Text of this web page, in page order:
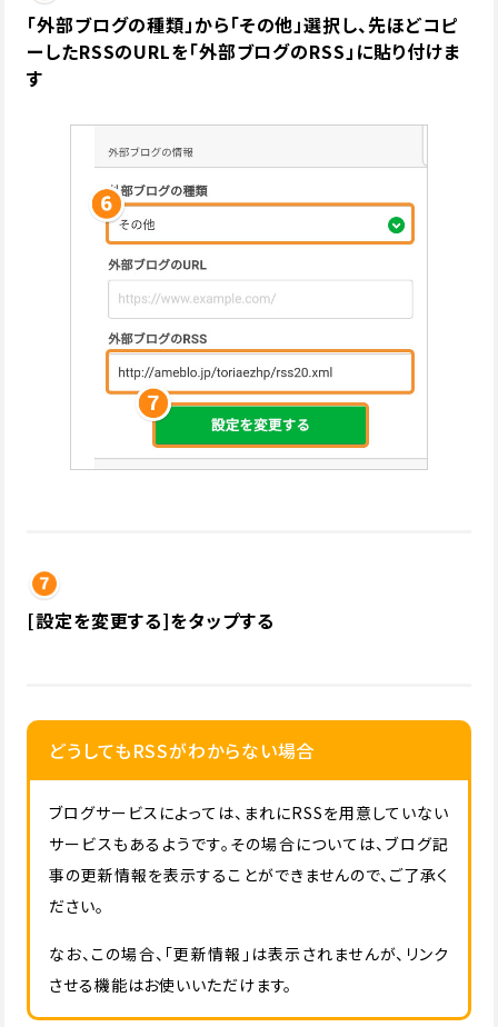
「外部ブログの種類」から「その他」選択し、先ほどコピ
ーしたRSSのURLを「外部ブログのRSS」に貼り付けま
す
[設定を変更する]をタップする
どうしてもRSSがわからない場合
ブログサービスによっては、まれにRSSを用意していない
サービスもあるようです。その場合については、ブログ記
事の更新情報を表示することができませんので、ご了承く
ださい。
なお、この場合、「更新情報」は表示されませんが、リンク
させる機能はお使いいただけます。